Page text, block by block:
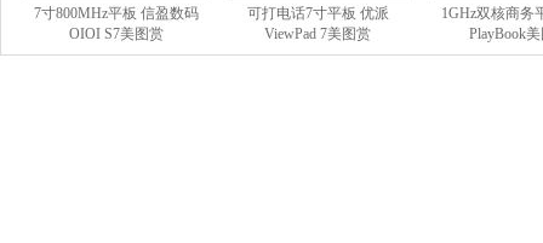
7寸800MHz平板 信盈数码
OIOI S7美图赏
可打电话7寸平板 优派
ViewPad 7美图赏
1GHz双核商务
PlayBook